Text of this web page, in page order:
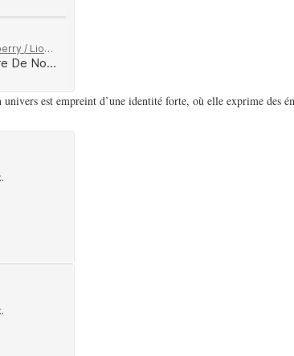
est empreint d’une identité forte, où elle exprime des